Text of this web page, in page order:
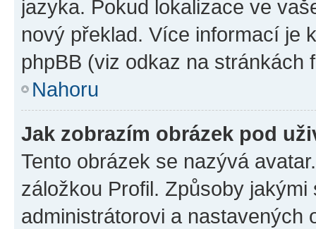
jazyka. Pokud lokalizace ve
nový překlad. Více informací je
phpBB (viz odkaz na stránkách
Nahoru
Jak zobrazím obrázek pod
Tento obrázek se nazývá
záložkou Profil. Způsoby
administrátorovi a nastavených